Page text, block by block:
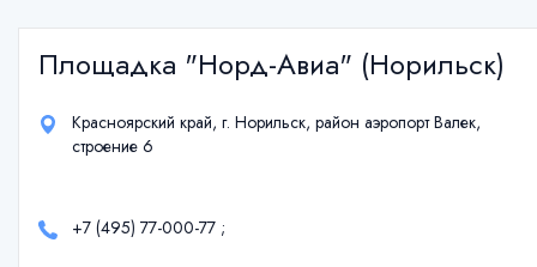
Площадка "Норд-Авиа" (Норильск)
Красноярский край, г. Норильск, район аэропорт Валек,
строение 6
+7 (495) 77-000-77 ;